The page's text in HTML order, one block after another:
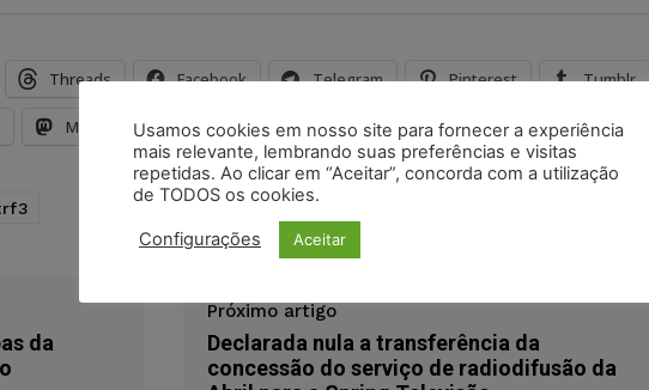
Threads Facebook Telegram Pinterest Tumblr
Mastodon LinkedIn
da
Próximo artigo
Declarada nula a transferência da
concessão do serviço de radiodifusão da
Usamos cookies em nosso site para fornecer a experiência
mais relevante, lembrando suas preferências e visitas
repetidas. Ao clicar em “Aceitar”, concorda com a utilização
de TODOS os cookies.
Configurações Aceitar